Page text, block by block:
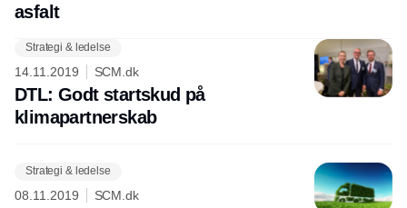
asfalt
Strategi & ledelse
14.11.2019 SCM.dk
DTL: Godt startskud på
klimapartnerskab
Strategi & ledelse
08.11.2019 SCM.dk